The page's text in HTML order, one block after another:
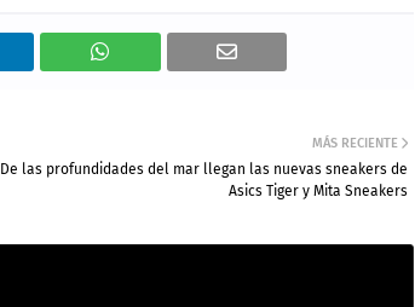
MÁS RECIENTE
De las profundidades del mar llegan las nuevas sneakers de
Asics Tiger y Mita Sneakers